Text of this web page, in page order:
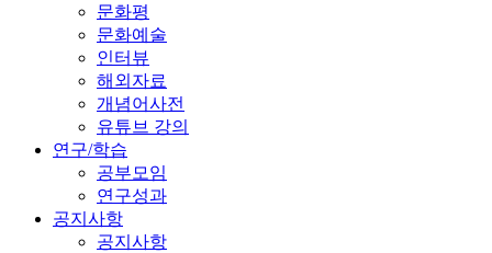
문화평
문화예술
인터뷰
해외자료
개념어사전
유튜브 강의
연구/학습
공부모임
연구성과
공지사항
공지사항